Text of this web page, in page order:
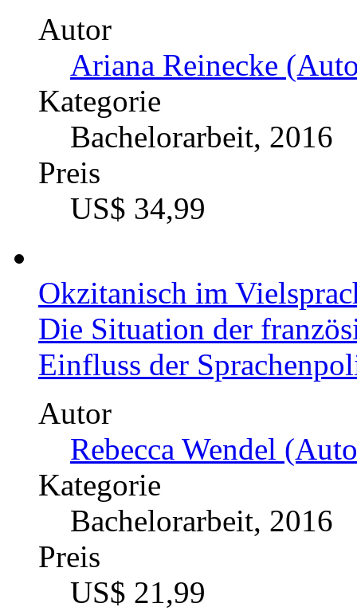
Autor
Ariana Reinecke
Kategorie
Bachelorarbeit, 2016
Preis
US$ 34,99
Okzitanisch im
Die Situation der
Einfluss der
Autor
Rebecca Wendel
Kategorie
Bachelorarbeit, 2016
Preis
US$ 21,99